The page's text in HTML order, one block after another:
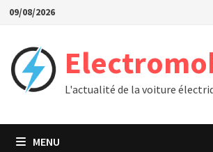
Passer
contenu
09/08/2026
L'actualité de la voiture
MENU